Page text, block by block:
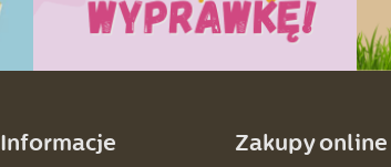
Informacje Zakupy online